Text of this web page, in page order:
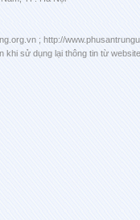
; http://
khi sử dụng lại thông tin từ